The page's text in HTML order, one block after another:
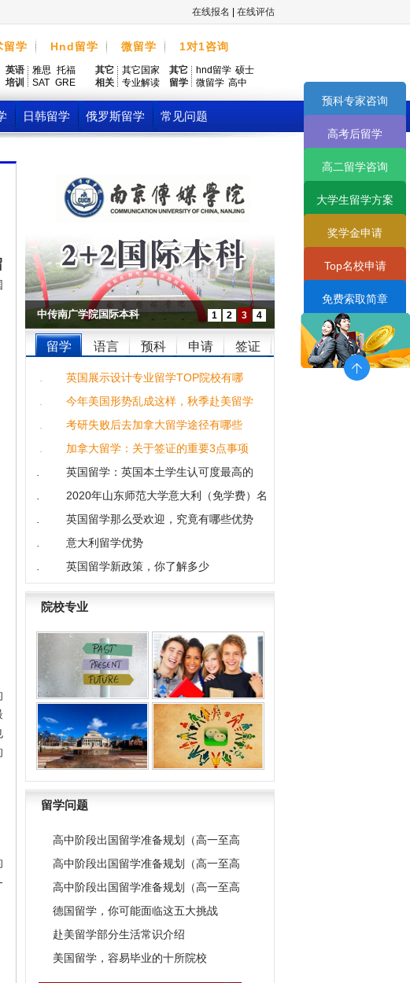
在线报名 在线评估
留学 Hnd留学 微留学 1对1咨询
英语
培训
雅思 托福
SAT GRE
其它
相关
其它国家
专业解读
其它
留学
hnd留学 硕士
微留学 高中
日韩留学 俄罗斯留学 常见问题
中传南广学院国际本科 1 2 3 4
留学 语言 预科 申请 签证
. 英国展示设计专业留学TOP院校有哪
. 今年美国形势乱成这样，秋季赴美留学
. 考研失败后去加拿大留学途径有哪些
. 加拿大留学：关于签证的重要3点事项
. 英国留学：英国本土学生认可度最高的
. 2020年山东师范大学意大利（免学费）名
. 英国留学那么受欢迎，究竟有哪些优势
. 意大利留学优势
. 英国留学新政策，你了解多少
院校专业
留学问题
高中阶段出国留学准备规划（高一至高
高中阶段出国留学准备规划（高一至高
高中阶段出国留学准备规划（高一至高
德国留学，你可能面临这五大挑战
赴美留学部分生活常识介绍
美国留学，容易毕业的十所院校
预科专家咨询
高考后留学
高二留学咨询
大学生留学方案
奖学金申请
Top名校申请
免费索取简章